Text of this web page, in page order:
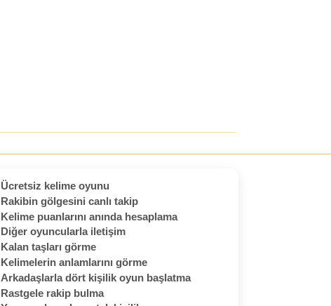
Ücretsiz kelime oyunu
Rakibin gölgesini canlı takip
Kelime puanlarını anında hesaplama
Diğer oyuncularla iletişim
Kalan taşları görme
Kelimelerin anlamlarını görme
Arkadaşlarla dört kişilik oyun başlatma
Rastgele rakip bulma